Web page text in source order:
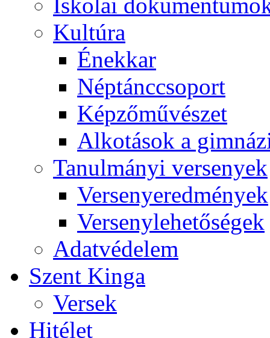
Kultúra
Énekkar
Néptánccsoport
Képzőművészet
Alkotások a
Tanulmányi versenyek
Versenyeredmények
Versenylehetőségek
Adatvédelem
Szent Kinga
Versek
Hitélet